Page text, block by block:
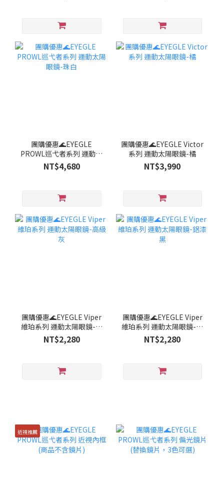
團購優惠🌊EYEGLE
PROWL巡弋者系列 運動太
陽眼鏡-珠白
NT$4,680
團購優惠🌊EYEGLE Victor
系列 運動太陽眼鏡-橘
NT$3,990
團購優惠🌊EYEGLE Viper
維珀系列 運動太陽眼鏡-高
級灰
NT$2,280
團購優惠🌊EYEGLE Viper
維珀系列 運動太陽眼鏡-鋁
漆黑
NT$2,280
近視推薦